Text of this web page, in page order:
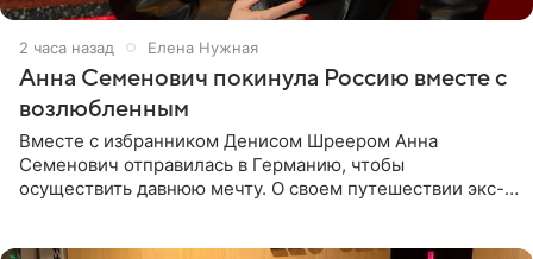
2 часа назад Елена Нужная
Анна Семенович покинула Россию вместе с
возлюбленным
Вместе с избранником Денисом Шреером Анна
Семенович отправилась в Германию, чтобы
осуществить давнюю мечту. О своем путешествии экс-